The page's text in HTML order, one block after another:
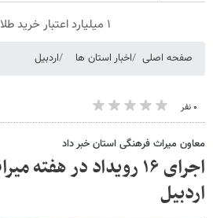
۱ میلیارد اعتبار خرید طلا | بدون ضامن و چک
صفحه اصلی اخبار استان ها اردبیل
۰ نفر
معاون میراث‌ فرهنگی استان خبر داد
اجرای ۱۶ رویداد در
اردبیل